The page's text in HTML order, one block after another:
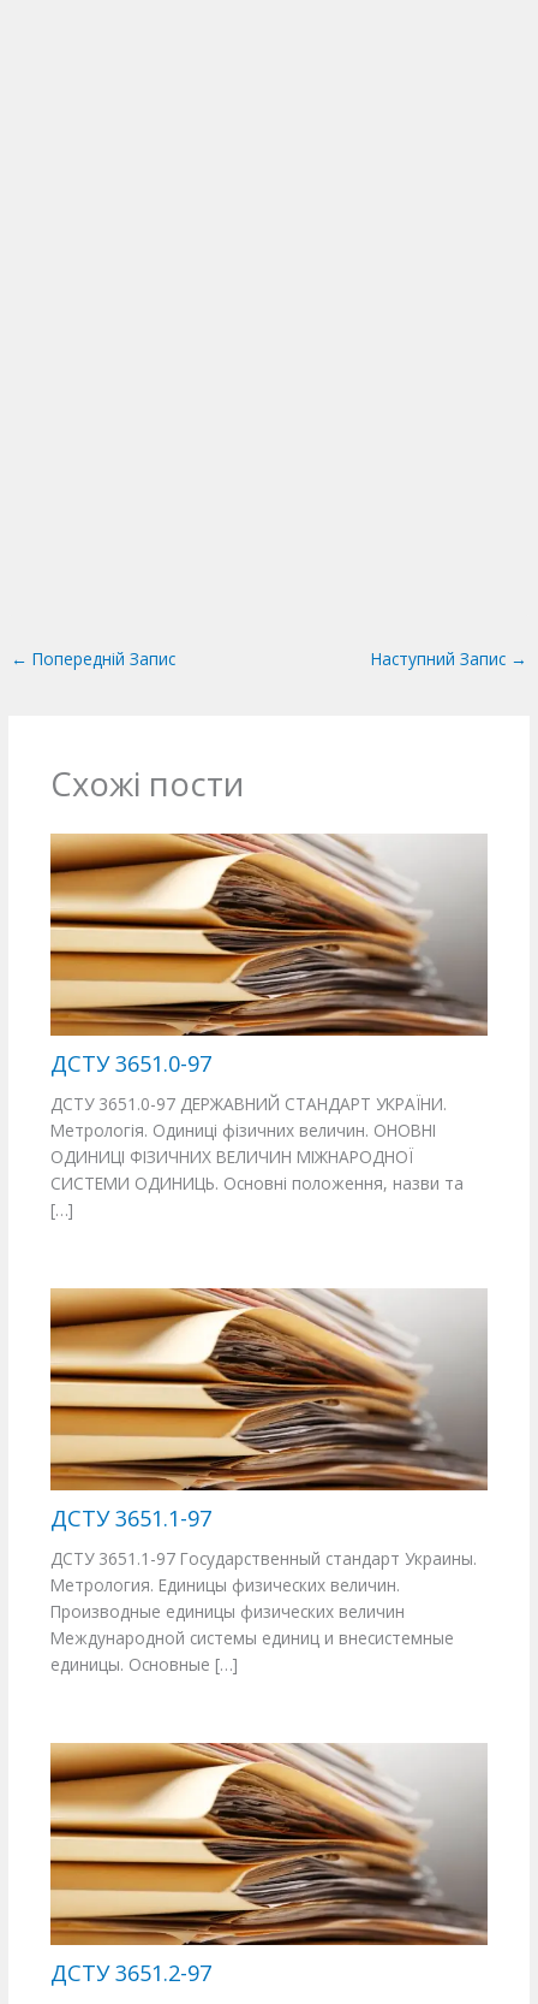
← Попередній Запис Наступний Запис →
Схожі пости
ДСТУ 3651.0-97
ДСТУ 3651.0-97 ДЕРЖАВНИЙ СТАНДАРТ УКРАЇНИ.
Метрологія. Одиниці фізичних величин. ОНОВНІ
ОДИНИЦІ ФІЗИЧНИХ ВЕЛИЧИН МІЖНАРОДНОЇ
СИСТЕМИ ОДИНИЦЬ. Основні положення, назви та
[…]
ДСТУ 3651.1-97
ДСТУ 3651.1-97 Государственный стандарт Украины.
Метрология. Единицы физических величин.
Производные единицы физических величин
Международной системы единиц и внесистемные
единицы. Основные […]
ДСТУ 3651.2-97